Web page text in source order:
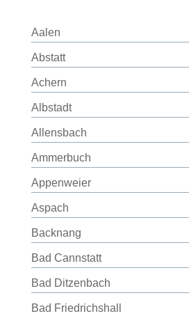
Aalen
Abstatt
Achern
Albstadt
Allensbach
Ammerbuch
Appenweier
Aspach
Backnang
Bad Cannstatt
Bad Ditzenbach
Bad Friedrichshall